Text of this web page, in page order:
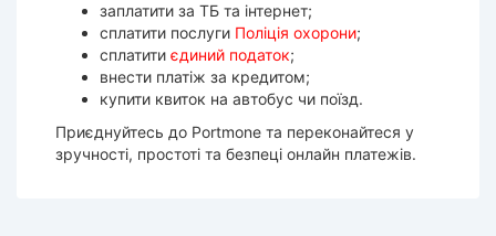
заплатити за ТБ та інтернет;
сплатити послуги Поліція охорони;
сплатити єдиний податок;
внести платіж за кредитом;
купити квиток на автобус чи поїзд.
Приєднуйтесь до Portmone та переконайтеся у
зручності, простоті та безпеці онлайн платежів.